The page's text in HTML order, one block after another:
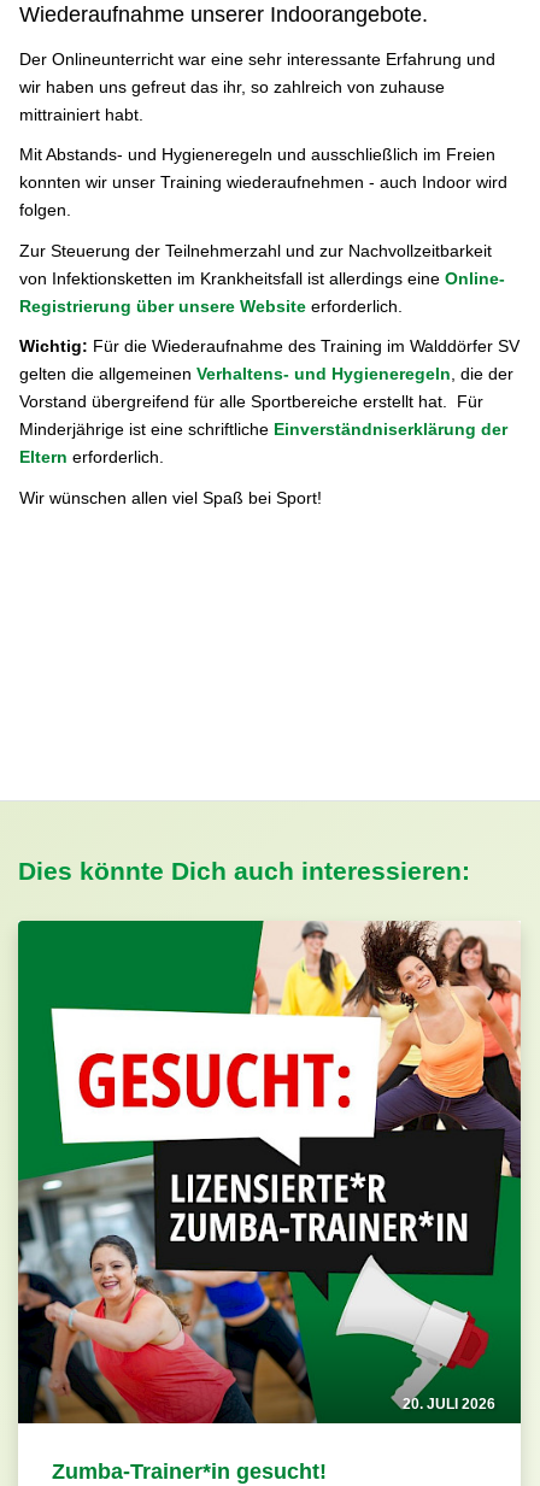
Wiederaufnahme unserer Indoorangebote.
Der Onlineunterricht war eine sehr interessante Erfahrung und
wir haben uns gefreut das ihr, so zahlreich von zuhause
mittrainiert habt.
Mit Abstands- und Hygieneregeln und ausschließlich im Freien
konnten wir unser Training wiederaufnehmen - auch Indoor wird
folgen.
Zur Steuerung der Teilnehmerzahl und zur Nachvollzeitbarkeit
von Infektionsketten im Krankheitsfall ist allerdings eine Online-
Registrierung über unsere Websiteerforderlich.
Wichtig: Für die Wiederaufnahme des Training im Walddörfer SV
gelten die allgemeinen Verhaltens- und Hygieneregeln , die der
Vorstand übergreifend für alle Sportbereiche erstellt hat. Für
Minderjährige ist eine schriftliche Einverständniserklärung der
Eltern erforderlich.
Wir wünschen allen viel Spaß bei Sport!
Dies könnte Dich auch interessieren:
20. JULI 2026
Zumba-Trainer*in gesucht!